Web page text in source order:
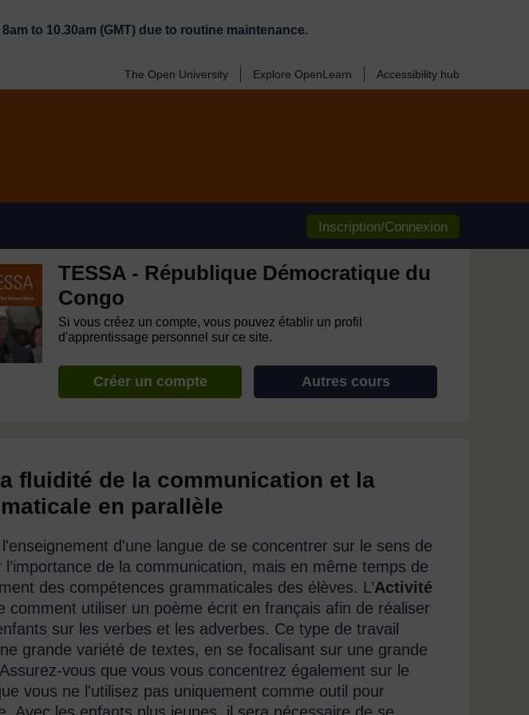
to 10.30am (GMT) due to routine maintenance.
The Open University Explore OpenLearn Accessibility hub
Inscription/Connexion
TESSA - République Démocratique du
Congo
Si vous créez un compte, vous pouvez établir un profil
d'apprentissage personnel sur ce site.
Créer un compte Autres cours
fluidité de la communication et la
en parallèle
d'une langue de se concentrer sur le sens de
l’importance de la communication, mais en même temps de
des compétences grammaticales des élèves. L’Activité
comment utiliser un poème écrit en français afin de réaliser
sur les verbes et les adverbes. Ce type de travail
grande variété de textes, en se focalisant sur une grande
vous que vous vous concentrez également sur le
vous ne l'utilisez pas uniquement comme outil pour